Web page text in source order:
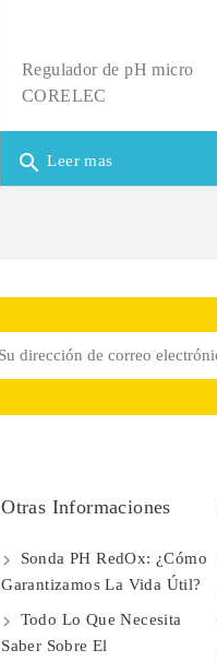
Regulador de pH micro
CORELEC
search Leer mas
Otras Informaciones
Sonda PH RedOx: ¿Cómo
Garantizamos La Vida Útil?
Todo Lo Que Necesita
Saber Sobre El